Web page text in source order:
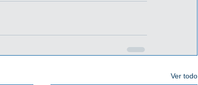
Ver todo